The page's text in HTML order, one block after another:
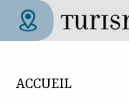
Aller au contenu
ACCUEIL